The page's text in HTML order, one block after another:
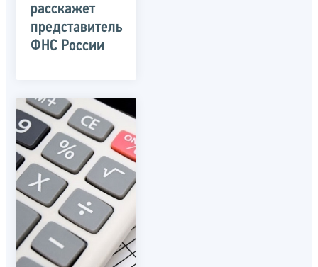
расскажет
представитель
ФНС России